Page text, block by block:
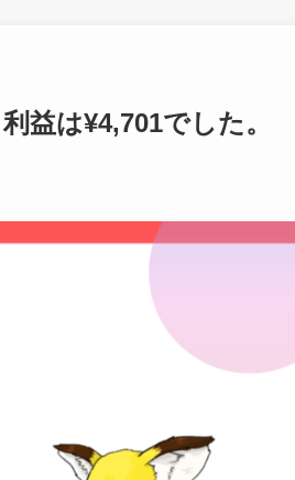
益は¥4,701でした。